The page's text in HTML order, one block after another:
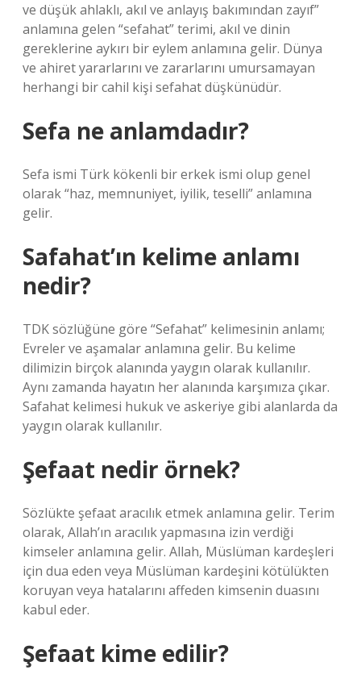
ve düşük ahlaklı, akıl ve anlayış bakımından zayıf”
anlamına gelen “sefahat” terimi, akıl ve dinin
gereklerine aykırı bir eylem anlamına gelir. Dünya
ve ahiret yararlarını ve zararlarını umursamayan
herhangi bir cahil kişi sefahat düşkünüdür.
Sefa ne anlamdadır?
Sefa ismi Türk kökenli bir erkek ismi olup genel
olarak “haz, memnuniyet, iyilik, teselli” anlamına
gelir.
Safahat’ın kelime anlamı
nedir?
TDK sözlüğüne göre “Sefahat” kelimesinin anlamı;
Evreler ve aşamalar anlamına gelir. Bu kelime
dilimizin birçok alanında yaygın olarak kullanılır.
Aynı zamanda hayatın her alanında karşımıza çıkar.
Safahat kelimesi hukuk ve askeriye gibi alanlarda da
yaygın olarak kullanılır.
Şefaat nedir örnek?
Sözlükte şefaat aracılık etmek anlamına gelir. Terim
olarak, Allah’ın aracılık yapmasına izin verdiği
kimseler anlamına gelir. Allah, Müslüman kardeşleri
için dua eden veya Müslüman kardeşini kötülükten
koruyan veya hatalarını affeden kimsenin duasını
kabul eder.
Şefaat kime edilir?